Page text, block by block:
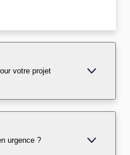
votre projet
urgence ?